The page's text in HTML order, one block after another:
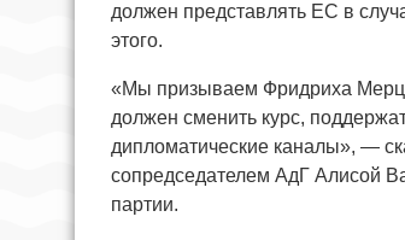
должен представлять ЕС в
этого.
«Мы призываем Фридриха
должен сменить курс,
дипломатические каналы», —
сопредседателем АдГ Алисой
партии.